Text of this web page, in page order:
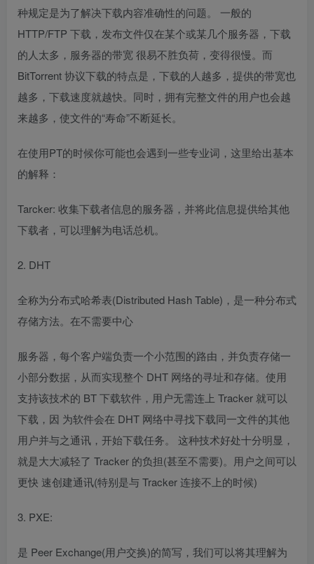
种规定是为了解决下载内容准确性的问题。 一般的
HTTP/FTP 下载，发布文件仅在某个或某几个服务器，下载
的人太多，服务器的带宽 很易不胜负荷，变得很慢。而
BitTorrent 协议下载的特点是，下载的人越多，提供的带宽也
越多，下载速度就越快。同时，拥有完整文件的用户也会越
来越多，使文件的“寿命”不断延长。
在使用PT的时候你可能也会遇到一些专业词，这里给出基本
的解释：
Tarcker: 收集下载者信息的服务器，并将此信息提供给其他
下载者，可以理解为电话总机。
2. DHT
全称为分布式哈希表(Distributed Hash Table)，是一种分布式
存储方法。在不需要中心
服务器，每个客户端负责一个小范围的路由，并负责存储一
小部分数据，从而实现整个 DHT 网络的寻址和存储。使用
支持该技术的 BT 下载软件，用户无需连上 Tracker 就可以
下载，因 为软件会在 DHT 网络中寻找下载同一文件的其他
用户并与之通讯，开始下载任务。 这种技术好处十分明显，
就是大大减轻了 Tracker 的负担(甚至不需要)。用户之间可以
更快 速创建通讯(特别是与 Tracker 连接不上的时候)
3. PXE:
是 Peer Exchange(用户交换)的简写，我们可以将其理解为